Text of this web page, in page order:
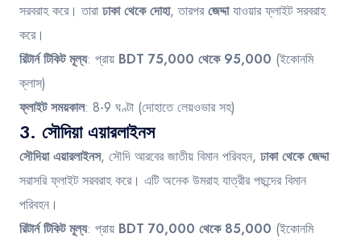
সরবরাহ করে। তারা ঢাকা থেকে দোহা, তারপরজেদ্দাযাওয়ার ফ্লাইট সরবরাহ
করে।
রিটার্ন টিকিট মূল্য: প্রায় BDT 75,000 থেকে 95,000 (ইকোনমি
ক্লাস)
ফ্লাইট সময়কাল: 8-9 ঘণ্টা (দোহাতে লেয়ওভার সহ)
3. সৌদিয়া এয়ারলাইনস
সৌদিয়া এয়ারলাইনস, সৌদি আরবের জাতীয় বিমান পরিবহন, ঢাকা থেকে জেদ্দা
সরাসরি ফ্লাইট সরবরাহ করে। এটি অনেক উমরাহ যাত্রীর পছন্দের বিমান
পরিবহন।
রিটার্ন টিকিট মূল্য: প্রায় BDT 70,000 থেকে 85,000 (ইকোনমি